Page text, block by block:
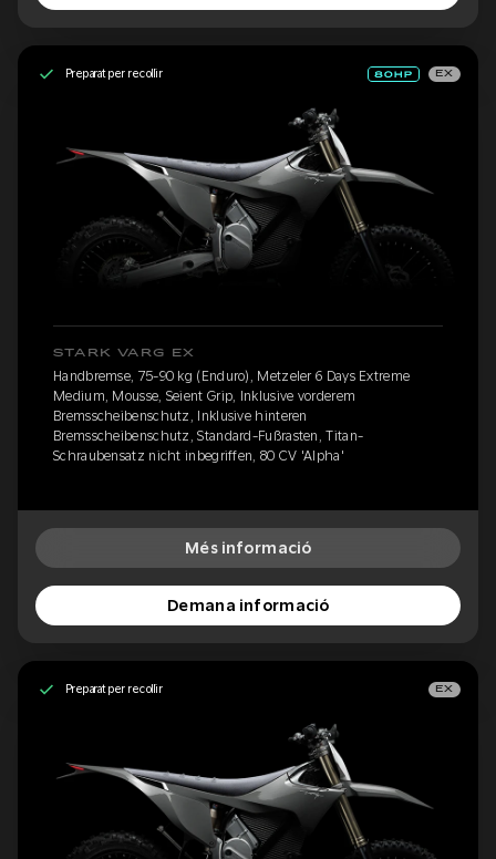
Preparat per recollir EX
STARK VARG EX
Handbremse, 75-90 kg (Enduro), Metzeler 6 Days Extreme
Medium, Mousse, Seient Grip, Inklusive vorderem
Bremsscheibenschutz, Inklusive hinteren
Bremsscheibenschutz, Standard-Fußrasten, Titan-
Schraubensatz nicht inbegriffen, 80 CV 'Alpha'
Més informació
Demana informació
Preparat per recollir EX